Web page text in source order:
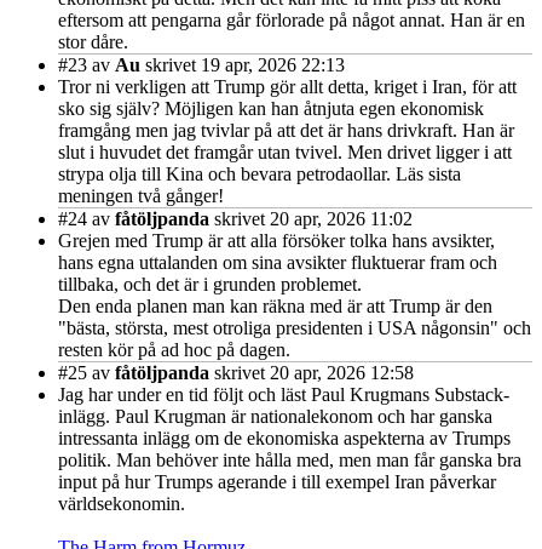
eftersom att pengarna går förlorade på något annat. Han är en
stor dåre.
#23 av Au skrivet 19 apr, 2026 22:13
Tror ni verkligen att Trump gör allt detta, kriget i Iran, för att
sko sig själv? Möjligen kan han åtnjuta egen ekonomisk
framgång men jag tvivlar på att det är hans drivkraft. Han är
slut i huvudet det framgår utan tvivel. Men drivet ligger i att
strypa olja till Kina och bevara petrodaollar. Läs sista
meningen två gånger!
#24 av fåtöljpanda skrivet 20 apr, 2026 11:02
Grejen med Trump är att alla försöker tolka hans avsikter,
hans egna uttalanden om sina avsikter fluktuerar fram och
tillbaka, och det är i grunden problemet.
Den enda planen man kan räkna med är att Trump är den
"bästa, största, mest otroliga presidenten i USA någonsin" och
resten kör på ad hoc på dagen.
#25 av fåtöljpanda skrivet 20 apr, 2026 12:58
Jag har under en tid följt och läst Paul Krugmans Substack-
inlägg. Paul Krugman är nationalekonom och har ganska
intressanta inlägg om de ekonomiska aspekterna av Trumps
politik. Man behöver inte hålla med, men man får ganska bra
input på hur Trumps agerande i till exempel Iran påverkar
världsekonomin.